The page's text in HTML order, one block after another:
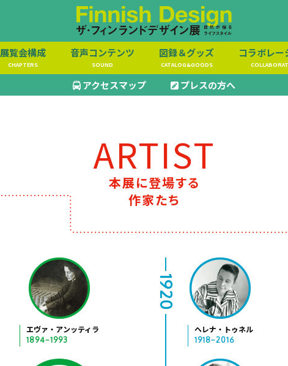
展覧会構成
CHAPTERS
音声コンテンツ
SOUND
図録＆グッズ
CATALOG&GOODS
コラボレー
アクセスマップ プレスの方へ
ARTIST
本展に登場する
作家たち
エヴァ・アンッティラ
1894−1993
1920
ヘレナ・トゥネル
1918−2016